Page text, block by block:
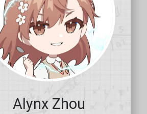
Alynx Zhou